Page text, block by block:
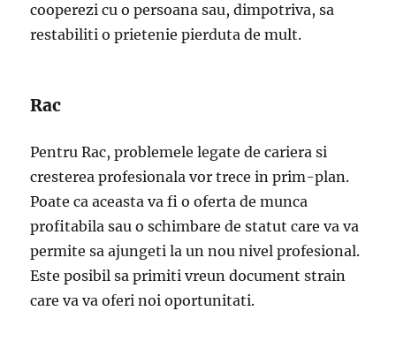
cooperezi cu o persoana sau, dimpotriva, sa
restabiliti o prietenie pierduta de mult.
Rac
Pentru Rac, problemele legate de cariera si
cresterea profesionala vor trece in prim-plan.
Poate ca aceasta va fi o oferta de munca
profitabila sau o schimbare de statut care va va
permite sa ajungeti la un nou nivel profesional.
Este posibil sa primiti vreun document strain
care va va oferi noi oportunitati.